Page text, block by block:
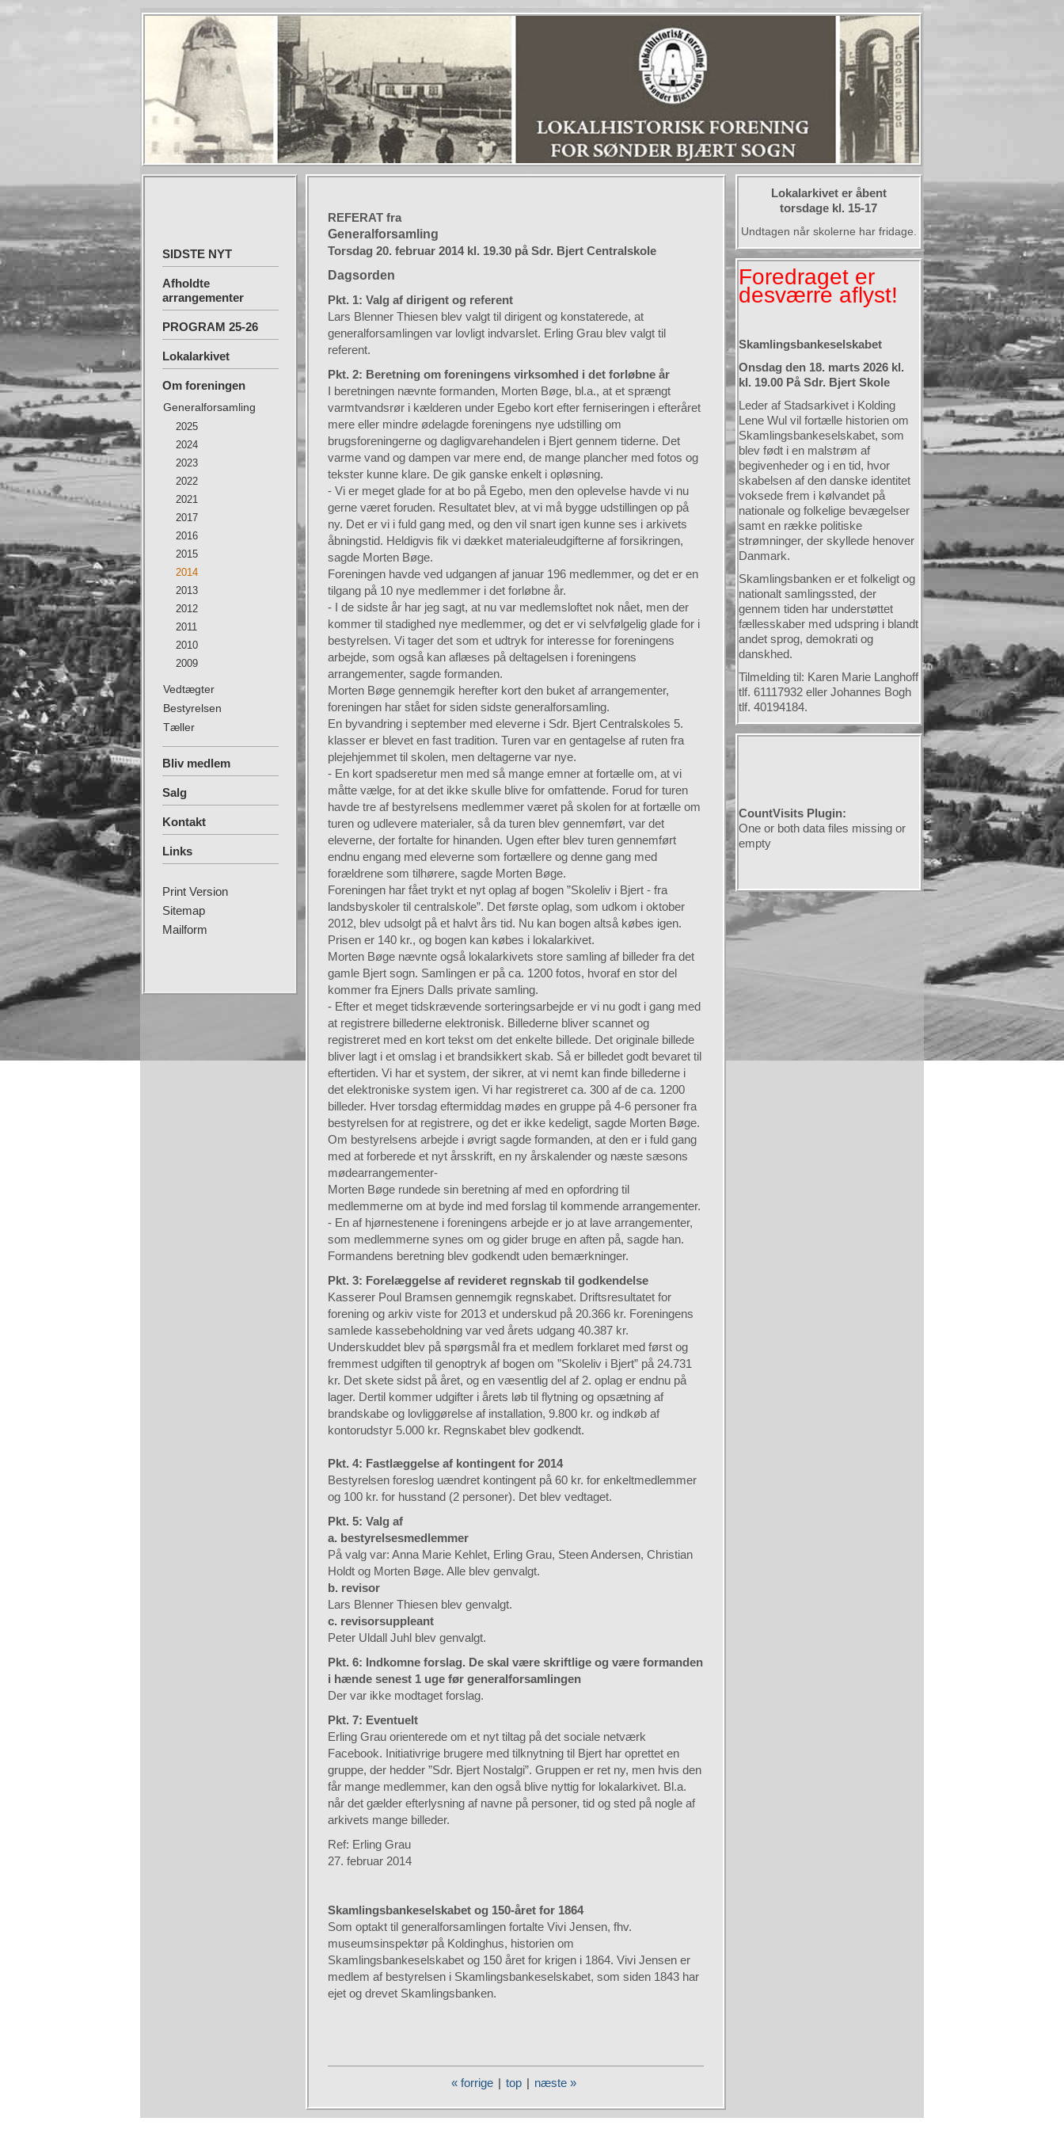
SIDSTE NYT
Afholdte
arrangementer
PROGRAM 25-26
Lokalarkivet
Om foreningen
Generalforsamling
2025
2024
2023
2022
2021
2017
2016
2015
2014
2013
2012
2011
2010
2009
Vedtægter
Bestyrelsen
Tæller
Bliv medlem
Salg
Kontakt
Links
Print Version
Sitemap
Mailform
REFERAT fra
Generalforsamling
Torsdag 20. februar 2014 kl. 19.30 på Sdr. Bjert Centralskole
Dagsorden
Pkt. 1: Valg af dirigent og referent
Lars Blenner Thiesen blev valgt til dirigent og konstaterede, at
generalforsamlingen var lovligt indvarslet. Erling Grau blev valgt til
referent.
Pkt. 2: Beretning om foreningens virksomhed i det forløbne år
I beretningen nævnte formanden, Morten Bøge, bl.a., at et sprængt
varmtvandsrør i kælderen under Egebo kort efter ferniseringen i efteråret
mere eller mindre ødelagde foreningens nye udstilling om
brugsforeningerne og dagligvarehandelen i Bjert gennem tiderne. Det
varme vand og dampen var mere end, de mange plancher med fotos og
tekster kunne klare. De gik ganske enkelt i opløsning.
- Vi er meget glade for at bo på Egebo, men den oplevelse havde vi nu
gerne været foruden. Resultatet blev, at vi må bygge udstillingen op på
ny. Det er vi i fuld gang med, og den vil snart igen kunne ses i arkivets
åbningstid. Heldigvis fik vi dækket materialeudgifterne af forsikringen,
sagde Morten Bøge.
Foreningen havde ved udgangen af januar 196 medlemmer, og det er en
tilgang på 10 nye medlemmer i det forløbne år.
- I de sidste år har jeg sagt, at nu var medlemsloftet nok nået, men der
kommer til stadighed nye medlemmer, og det er vi selvfølgelig glade for i
bestyrelsen. Vi tager det som et udtryk for interesse for foreningens
arbejde, som også kan aflæses på deltagelsen i foreningens
arrangementer, sagde formanden.
Morten Bøge gennemgik herefter kort den buket af arrangementer,
foreningen har stået for siden sidste generalforsamling.
En byvandring i september med eleverne i Sdr. Bjert Centralskoles 5.
klasser er blevet en fast tradition. Turen var en gentagelse af ruten fra
plejehjemmet til skolen, men deltagerne var nye.
- En kort spadseretur men med så mange emner at fortælle om, at vi
måtte vælge, for at det ikke skulle blive for omfattende. Forud for turen
havde tre af bestyrelsens medlemmer været på skolen for at fortælle om
turen og udlevere materialer, så da turen blev gennemført, var det
eleverne, der fortalte for hinanden. Ugen efter blev turen gennemført
endnu engang med eleverne som fortællere og denne gang med
forældrene som tilhørere, sagde Morten Bøge.
Foreningen har fået trykt et nyt oplag af bogen ”Skoleliv i Bjert - fra
landsbyskoler til centralskole”. Det første oplag, som udkom i oktober
2012, blev udsolgt på et halvt års tid. Nu kan bogen altså købes igen.
Prisen er 140 kr., og bogen kan købes i lokalarkivet.
Morten Bøge nævnte også lokalarkivets store samling af billeder fra det
gamle Bjert sogn. Samlingen er på ca. 1200 fotos, hvoraf en stor del
kommer fra Ejners Dalls private samling.
- Efter et meget tidskrævende sorteringsarbejde er vi nu godt i gang med
at registrere billederne elektronisk. Billederne bliver scannet og
registreret med en kort tekst om det enkelte billede. Det originale billede
bliver lagt i et omslag i et brandsikkert skab. Så er billedet godt bevaret til
eftertiden. Vi har et system, der sikrer, at vi nemt kan finde billederne i
det elektroniske system igen. Vi har registreret ca. 300 af de ca. 1200
billeder. Hver torsdag eftermiddag mødes en gruppe på 4-6 personer fra
bestyrelsen for at registrere, og det er ikke kedeligt, sagde Morten Bøge.
Om bestyrelsens arbejde i øvrigt sagde formanden, at den er i fuld gang
med at forberede et nyt årsskrift, en ny årskalender og næste sæsons
mødearrangementer-
Morten Bøge rundede sin beretning af med en opfordring til
medlemmerne om at byde ind med forslag til kommende arrangementer.
- En af hjørnestenene i foreningens arbejde er jo at lave arrangementer,
som medlemmerne synes om og gider bruge en aften på, sagde han.
Formandens beretning blev godkendt uden bemærkninger.
Pkt. 3: Forelæggelse af revideret regnskab til godkendelse
Kasserer Poul Bramsen gennemgik regnskabet. Driftsresultatet for
forening og arkiv viste for 2013 et underskud på 20.366 kr. Foreningens
samlede kassebeholdning var ved årets udgang 40.387 kr.
Underskuddet blev på spørgsmål fra et medlem forklaret med først og
fremmest udgiften til genoptryk af bogen om ”Skoleliv i Bjert” på 24.731
kr. Det skete sidst på året, og en væsentlig del af 2. oplag er endnu på
lager. Dertil kommer udgifter i årets løb til flytning og opsætning af
brandskabe og lovliggørelse af installation, 9.800 kr. og indkøb af
kontorudstyr 5.000 kr. Regnskabet blev godkendt.
Pkt. 4: Fastlæggelse af kontingent for 2014
Bestyrelsen foreslog uændret kontingent på 60 kr. for enkeltmedlemmer
og 100 kr. for husstand (2 personer). Det blev vedtaget.
Pkt. 5: Valg af
a. bestyrelsesmedlemmer
På valg var: Anna Marie Kehlet, Erling Grau, Steen Andersen, Christian
Holdt og Morten Bøge. Alle blev genvalgt.
b. revisor
Lars Blenner Thiesen blev genvalgt.
c. revisorsuppleant
Peter Uldall Juhl blev genvalgt.
Pkt. 6: Indkomne forslag. De skal være skriftlige og være formanden
i hænde senest 1 uge før generalforsamlingen
Der var ikke modtaget forslag.
Pkt. 7: Eventuelt
Erling Grau orienterede om et nyt tiltag på det sociale netværk
Facebook. Initiativrige brugere med tilknytning til Bjert har oprettet en
gruppe, der hedder ”Sdr. Bjert Nostalgi”. Gruppen er ret ny, men hvis den
får mange medlemmer, kan den også blive nyttig for lokalarkivet. Bl.a.
når det gælder efterlysning af navne på personer, tid og sted på nogle af
arkivets mange billeder.
Ref: Erling Grau
27. februar 2014
Skamlingsbankeselskabet og 150-året for 1864
Som optakt til generalforsamlingen fortalte Vivi Jensen, fhv.
museumsinspektør på Koldinghus, historien om
Skamlingsbankeselskabet og 150 året for krigen i 1864. Vivi Jensen er
medlem af bestyrelsen i Skamlingsbankeselskabet, som siden 1843 har
ejet og drevet Skamlingsbanken.
« forrige | top | næste »
Lokalarkivet er åbent
torsdage kl. 15-17
Undtagen når skolerne har fridage.
Foredraget er
desværre aflyst!
Skamlingsbankeselskabet
Onsdag den 18. marts 2026 kl.
kl. 19.00 På Sdr. Bjert Skole
Leder af Stadsarkivet i Kolding
Lene Wul vil fortælle historien om
Skamlingsbankeselskabet, som
blev født i en malstrøm af
begivenheder og i en tid, hvor
skabelsen af den danske identitet
voksede frem i kølvandet på
nationale og folkelige bevægelser
samt en række politiske
strømninger, der skyllede henover
Danmark.
Skamlingsbanken er et folkeligt og
nationalt samlingssted, der
gennem tiden har understøttet
fællesskaber med udspring i blandt
andet sprog, demokrati og
danskhed.
Tilmelding til: Karen Marie Langhoff
tlf. 61117932 eller Johannes Bogh
tlf. 40194184.
CountVisits Plugin:
One or both data files missing or
empty